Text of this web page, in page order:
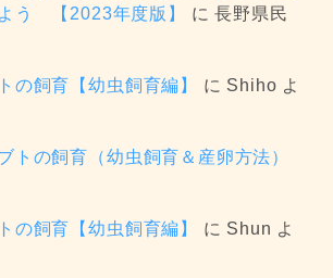
う 【2023年度版】
に長野県民
の飼育【幼虫飼育編】 に Shiho よ
トの飼育（幼虫飼育＆産卵方法）
の飼育【幼虫飼育編】 に Shun よ